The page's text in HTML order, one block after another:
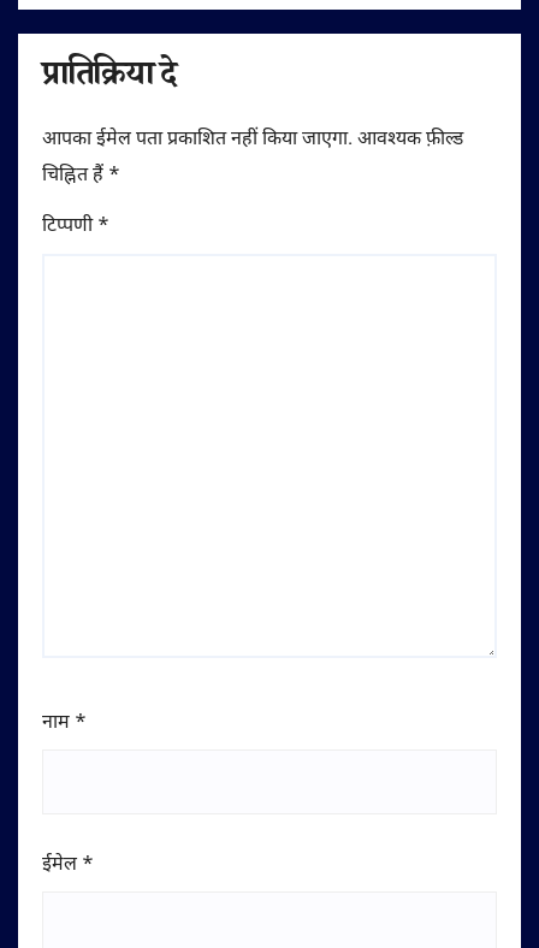
प्रातिक्रिया दे
आपका ईमेल पता प्रकाशित नहीं किया जाएगा. आवश्यक फ़ील्ड
चिह्नित हैं *
टिप्पणी*
नाम *
ईमेल *